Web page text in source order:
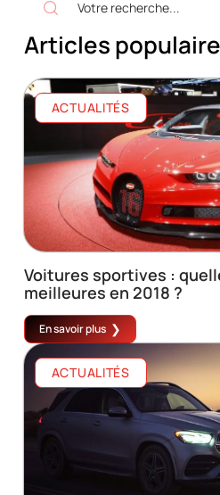
Articles
ACTUALITÉS
Voitures sportives :
meilleures en 2018 ?
En savoir plus
ACTUALITÉS